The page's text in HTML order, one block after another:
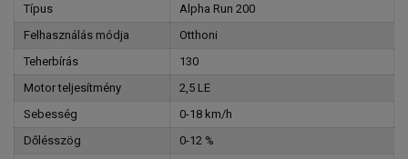
Típus
Alpha Run 200
Felhasználás módja
Otthoni
Teherbírás
130
Motor teljesítmény
2,5 LE
Sebesség
0-18 km/h
Dőlésszög
0-12 %